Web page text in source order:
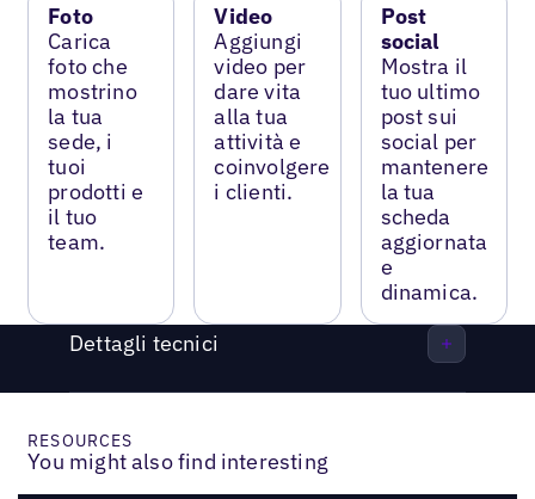
Foto
Carica
foto che
mostrino
la tua
sede, i
tuoi
prodotti e
il tuo
team.
Video
Aggiungi
video per
dare vita
alla tua
attività e
coinvolgere
i clienti.
Post
social
Mostra il
tuo ultimo
post sui
social per
mantenere
la tua
scheda
aggiornata
e
dinamica.
Dettagli tecnici
RESOURCES
You might also find interesting